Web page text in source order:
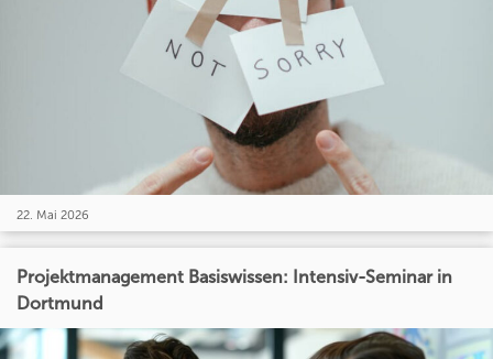
22. Mai 2026
Projektmanagement Basiswissen: Intensiv-Seminar in
Dortmund